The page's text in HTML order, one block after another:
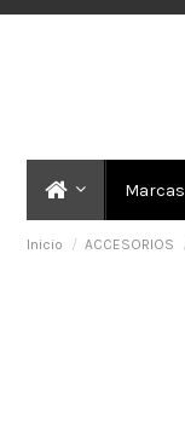
Marcas
Inicio ACCESORIOS